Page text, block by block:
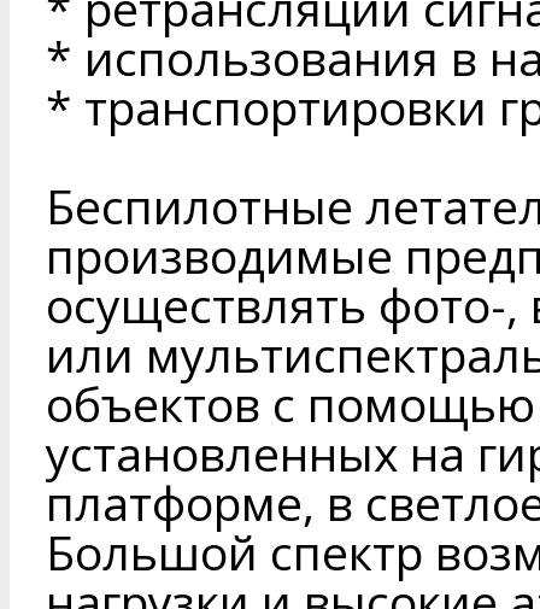
* использования в
* транспортировки
Беспилотные
производимые
осуществлять фото-
или
объектов с помощью
установленных на
платформе, в
Большой спектр